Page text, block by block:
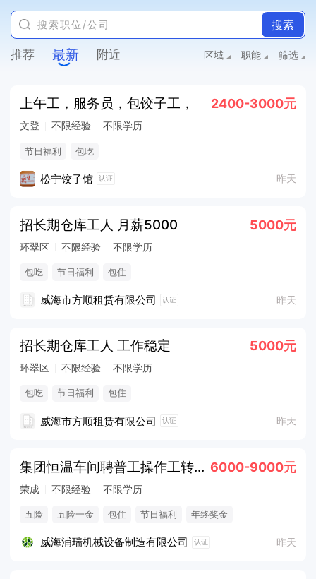
搜索
推荐 最新 附近 区域 职能 筛选
上午工，服务员，包饺子工， 2400-3000元
文登 不限经验 不限学历
节日福利 包吃
松宁饺子馆 认证 昨天
招长期仓库工人 月薪5000 5000元
环翠区 不限经验 不限学历
包吃 节日福利 包住
威海市方顺租赁有限公司 认证 昨天
招长期仓库工人 工作稳定 5000元
环翠区 不限经验 不限学历
包吃 节日福利 包住
威海市方顺租赁有限公司 认证 昨天
集团恒温车间聘普工操作工转运工月9k 6000-9000元
荣成 不限经验 不限学历
五险 五险一金 包住 节日福利 年终奖金
法定节假日
威海浦瑞机械设备制造有限公司 认证 昨天